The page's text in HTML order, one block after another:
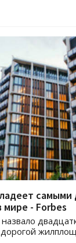
самыми
мире - Forbes